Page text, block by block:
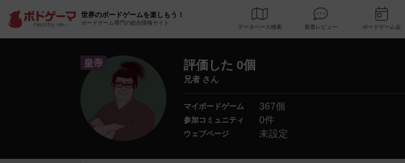
世界のボードゲームを楽しもう！
ボードゲーム専門の総合情報サイト
データベース 検索 新着レビュー
皇帝 評価した 0個
兄者 さん
マイボードゲーム 367個
参加コミュニティ 0件
ウェブページ 未設定